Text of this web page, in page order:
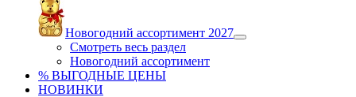
Новогодний ассортимент 2027
Смотреть весь раздел
Новогодний ассортимент
% ВЫГОДНЫЕ ЦЕНЫ
НОВИНКИ